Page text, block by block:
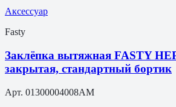
Аксессуар
Fasty
Заклёпка вытяжная FASTY
закрытая, стандартный бортик
Арт. 01300004008AM